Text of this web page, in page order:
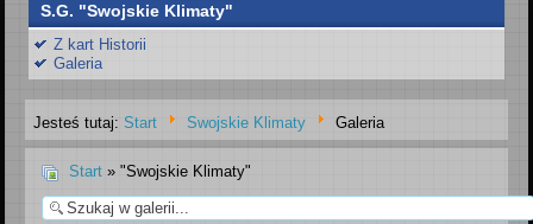
S.G. "Swojskie Klimaty"
Z kart Historii
Galeria
Jesteś tutaj:Start Swojskie Klimaty Galeria
Start » "Swojskie Klimaty"